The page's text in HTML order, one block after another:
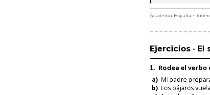
Academia Esparta ·
Ejercicios ·
1. Rodea el verbo
a) Mi padre
b) Los pájaros